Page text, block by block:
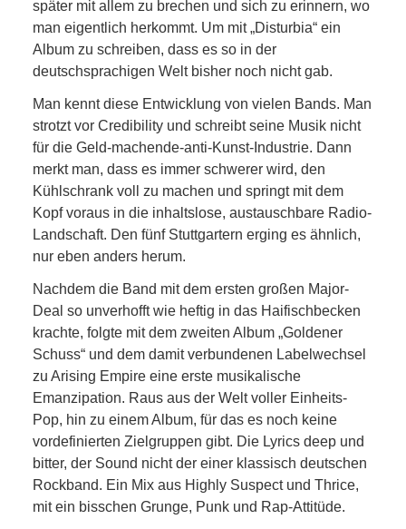
später mit allem zu brechen und sich zu erinnern, wo
man eigentlich herkommt. Um mit „Disturbia“ ein
Album zu schreiben, dass es so in der
deutschsprachigen Welt bisher noch nicht gab.
Man kennt diese Entwicklung von vielen Bands. Man
strotzt vor Credibility und schreibt seine Musik nicht
für die Geld-machende-anti-Kunst-Industrie. Dann
merkt man, dass es immer schwerer wird, den
Kühlschrank voll zu machen und springt mit dem
Kopf voraus in die inhaltslose, austauschbare Radio-
Landschaft. Den fünf Stuttgartern erging es ähnlich,
nur eben anders herum.
Nachdem die Band mit dem ersten großen Major-
Deal so unverhofft wie heftig in das Haifischbecken
krachte, folgte mit dem zweiten Album „Goldener
Schuss“ und dem damit verbundenen Labelwechsel
zu Arising Empire eine erste musikalische
Emanzipation. Raus aus der Welt voller Einheits-
Pop, hin zu einem Album, für das es noch keine
vordefinierten Zielgruppen gibt. Die Lyrics deep und
bitter, der Sound nicht der einer klassisch deutschen
Rockband. Ein Mix aus Highly Suspect und Thrice,
mit ein bisschen Grunge, Punk und Rap-Attitüde.